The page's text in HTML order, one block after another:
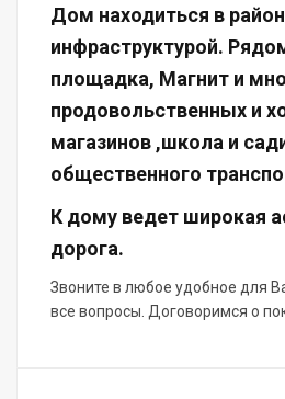
Дом находиться в
инфраструктурой.
площадка, Магнит и
продовольственных и
магазинов ,школа и
общественного
К дому ведет широкая
дорога.
Звоните в любое удобное для
все вопросы. Договоримся о